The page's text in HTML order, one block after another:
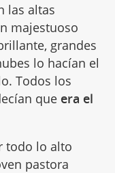
las altas
majestuoso
grandes
lo hacían el
Todos los
que era el
todo lo alto
pastora